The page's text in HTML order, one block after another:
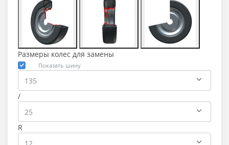
Размеры колес для замены
Показать шину
/
R